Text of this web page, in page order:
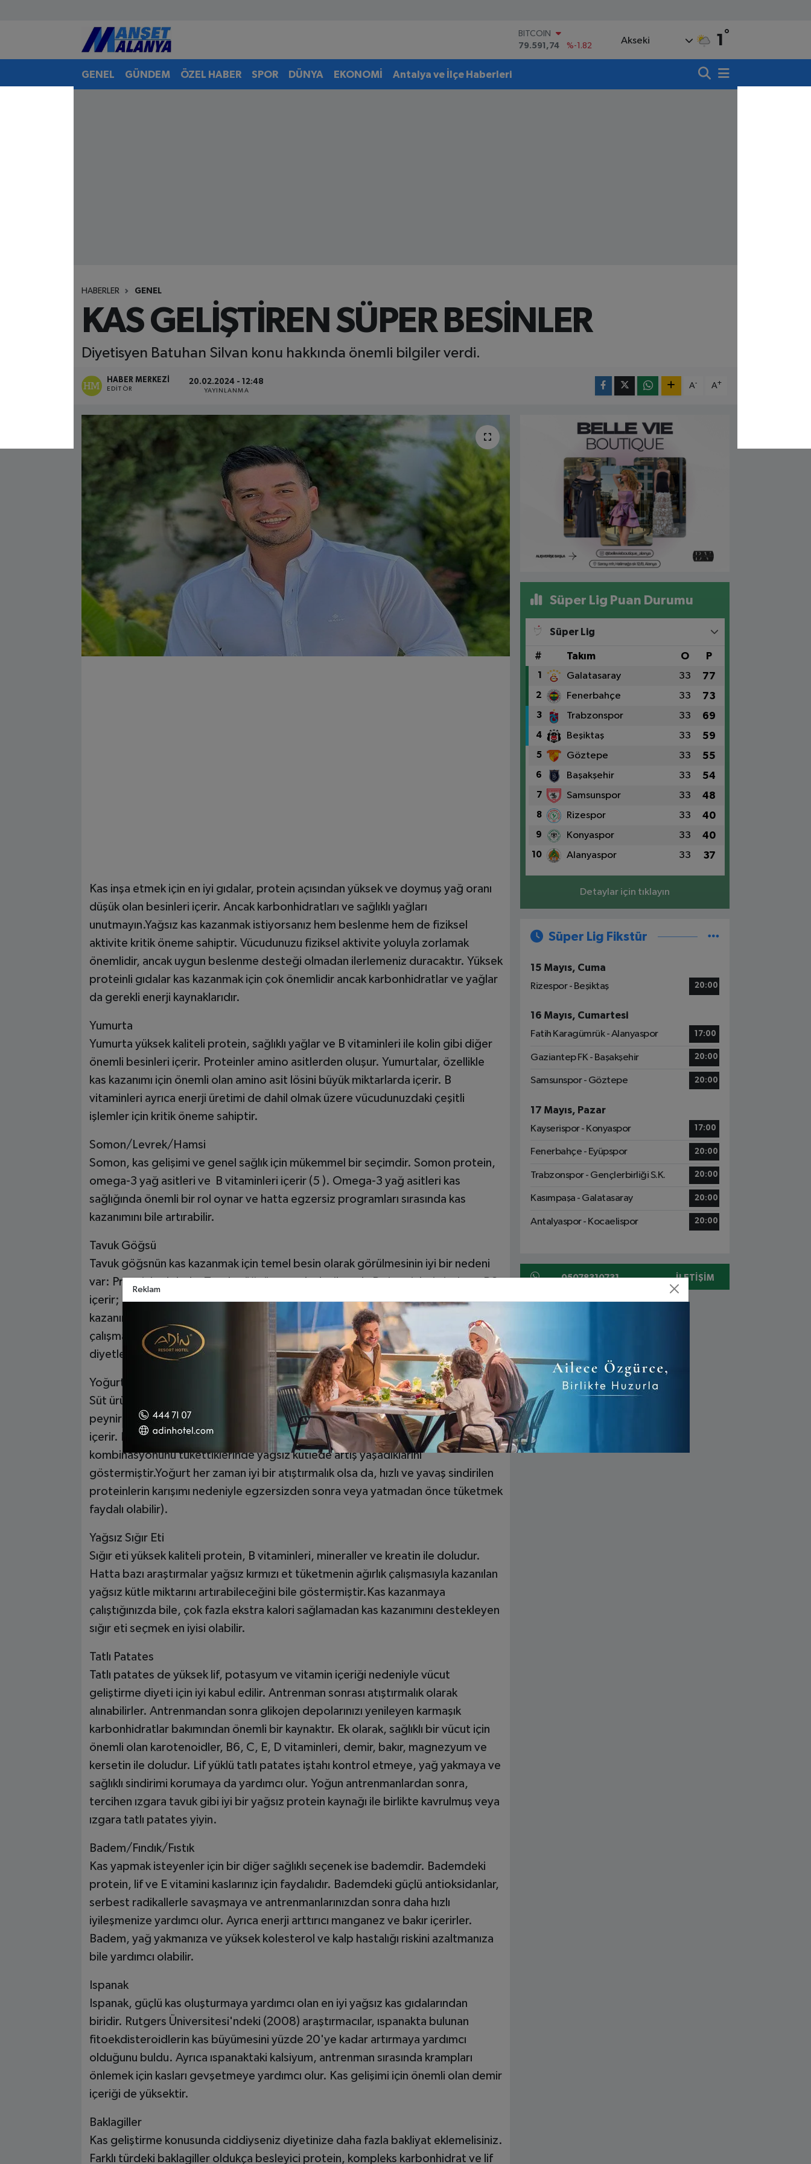
DOLAR
45,43620
%0.02
EURO
Akseki 1 °
GENEL GÜNDEM ÖZEL HABER SPOR DÜNYA EKONOMİ Antalya ve İlçe Haberleri
HABERLER GENEL
KAS GELİŞTİREN SÜPER BESİNLER
Diyetisyen Batuhan Silvan konu hakkında önemli bilgiler verdi.
HABER MERKEZI
EDITÖR
20.02.2024 - 12:48
YAYINLANMA
A- A+
Kas inşa etmek için en iyi gıdalar, protein açısından yüksek ve doymuş yağ oranı
düşük olan besinleri içerir. Ancak karbonhidratları ve sağlıklı yağları
unutmayın.Yağsız kas kazanmak istiyorsanız hem beslenme hem de fiziksel
aktivite kritik öneme sahiptir. Vücudunuzu fiziksel aktivite yoluyla zorlamak
önemlidir, ancak uygun beslenme desteği olmadan ilerlemeniz duracaktır. Yüksek
proteinli gıdalar kas kazanmak için çok önemlidir ancak karbonhidratlar ve yağlar
da gerekli enerji kaynaklarıdır.
Yumurta
Yumurta yüksek kaliteli protein, sağlıklı yağlar ve B vitaminleri ile kolin gibi diğer
önemli besinleri içerir. Proteinler amino asitlerden oluşur. Yumurtalar, özellikle
kas kazanımı için önemli olan amino asit lösini büyük miktarlarda içerir. B
vitaminleri ayrıca enerji üretimi de dahil olmak üzere vücudunuzdaki çeşitli
işlemler için kritik öneme sahiptir.
Somon/Levrek/Hamsi
Somon, kas gelişimi ve genel sağlık için mükemmel bir seçimdir. Somon protein,
omega-3 yağ asitleri ve B vitaminleri içerir (5 ). Omega-3 yağ asitleri kas
sağlığında önemli bir rol oynar ve hatta egzersiz programları sırasında kas
kazanımını bile artırabilir.
Tavuk Göğsü
Tavuk göğsnün kas kazanmak için temel besin olarak görülmesinin iyi bir nedeni
var: Proteinle doludur.Tavuk göğsü ayrıca bol miktarda B vitaminleri niasin ve B6
içerir; bu özellikle aktif bir kişiyseniz önemlidir. Bu vitaminler, optimum kas
kazanımı için gerekli olan fiziksel aktivite sırasında vücudunuzun düzgün
çalışmasına yardımcı olur.Dahası, bazı araştırmalar tavuk içeren yüksek proteinli
diyetlerin yağ kaybına yardımcı olabileceğini göstermiştir
Yoğurt
Süt ürünleri yalnızca yüksek kaliteli protein içermez, aynı zamanda hızlı sindirilen
peynir altı suyu proteini ve yavaş sindirilen kazein proteininin bir karışımını da
içerir. Bazı araştırmalar, insanların hızlı ve yavaş sindirilen süt proteinlerinin bir
kombinasyonunu tükettiklerinde yağsız kütlede artış yaşadıklarını
göstermiştir.Yoğurt her zaman iyi bir atıştırmalık olsa da, hızlı ve yavaş sindirilen
proteinlerin karışımı nedeniyle egzersizden sonra veya yatmadan önce tüketmek
faydalı olabilir).
Yağsız Sığır Eti
Sığır eti yüksek kaliteli protein, B vitaminleri, mineraller ve kreatin ile doludur.
Hatta bazı araştırmalar yağsız kırmızı et tüketmenin ağırlık çalışmasıyla kazanılan
yağsız kütle miktarını artırabileceğini bile göstermiştir.Kas kazanmaya
çalıştığınızda bile, çok fazla ekstra kalori sağlamadan kas kazanımını destekleyen
sığır eti seçmek en iyisi olabilir.
Tatlı Patates
Tatlı patates de yüksek lif, potasyum ve vitamin içeriği nedeniyle vücut
geliştirme diyeti için iyi kabul edilir. Antrenman sonrası atıştırmalık olarak
alınabilirler. Antrenmandan sonra glikojen depolarınızı yenileyen karmaşık
karbonhidratlar bakımından önemli bir kaynaktır. Ek olarak, sağlıklı bir vücut için
önemli olan karotenoidler, B6, C, E, D vitaminleri, demir, bakır, magnezyum ve
kersetin ile doludur. Lif yüklü tatlı patates iştahı kontrol etmeye, yağ yakmaya ve
sağlıklı sindirimi korumaya da yardımcı olur. Yoğun antrenmanlardan sonra,
tercihen ızgara tavuk gibi iyi bir yağsız protein kaynağı ile birlikte kavrulmuş veya
ızgara tatlı patates yiyin.
Badem/Fındık/Fıstık
Kas yapmak isteyenler için bir diğer sağlıklı seçenek ise bademdir. Bademdeki
protein, lif ve E vitamini kaslarınız için faydalıdır. Bademdeki güçlü antioksidanlar,
serbest radikallerle savaşmaya ve antrenmanlarınızdan sonra daha hızlı
iyileşmenize yardımcı olur. Ayrıca enerji arttırıcı manganez ve bakır içerirler.
Badem, yağ yakmanıza ve yüksek kolesterol ve kalp hastalığı riskini azaltmanıza
bile yardımcı olabilir.
Ispanak
Ispanak, güçlü kas oluşturmaya yardımcı olan en iyi yağsız kas gıdalarından
biridir. Rutgers Üniversitesi'ndeki (2008) araştırmacılar, ıspanakta bulunan
fitoekdisteroidlerin kas büyümesini yüzde 20'ye kadar artırmaya yardımcı
olduğunu buldu. Ayrıca ıspanaktaki kalsiyum, antrenman sırasında krampları
önlemek için kasları gevşetmeye yardımcı olur. Kas gelişimi için önemli olan demir
içeriği de yüksektir.
Baklagiller
Kas geliştirme konusunda ciddiyseniz diyetinize daha fazla bakliyat eklemelisiniz.
Farklı türdeki baklagiller oldukça besleyici protein, kompleks karbonhidrat ve lif
Süper Lig Puan Durumu
Süper Lig
# Takım O P
1 Galatasaray 33 77
2 Fenerbahçe 33 73
3 Trabzonspor 33 69
4 Beşiktaş 33 59
5 Göztepe 33 55
6 Başakşehir 33 54
7 Samsunspor 33 48
8 Rizespor 33 40
9 Konyaspor 33 40
10 Alanyaspor 33 37
Detaylar için tıklayın
Süper Lig Fikstür
15 Mayıs, Cuma
Rizespor - Beşiktaş
20:00
16 Mayıs, Cumartesi
Fatih Karagümrük - Alanyaspor
17:00
Gaziantep FK - Başakşehir 20:00
Samsunspor - Göztepe 20:00
17 Mayıs, Pazar
Kayserispor - Konyaspor
17:00
Fenerbahçe - Eyüpspor 20:00
Trabzonspor - Gençlerbirliği S.K. 20:00
Kasımpaşa - Galatasaray 20:00
Antalyaspor - Kocaelispor 20:00
05078310731 İLETIŞIM
Antalya Nöbetçi Eczaneler
Antalya Hava Durumu
Reklam